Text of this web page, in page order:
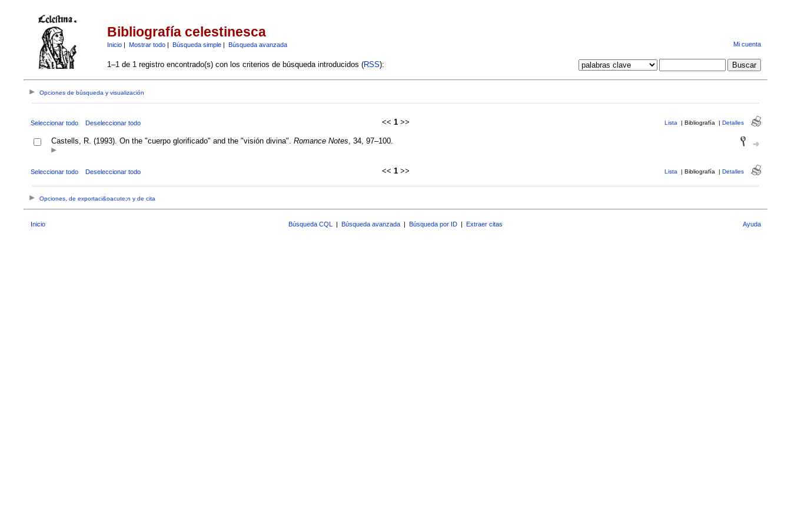
Bibliografía celestinesca
Inicio| Mostrar todo| Búsqueda simple| Búsqueda avanzada Mi cuenta
1–1 de 1 registro encontrado(s) con los criterios de búsqueda introducidos (RSS):
Opciones de búsqueda y visualización
Seleccionar todo Deseleccionar todo << 1>> Lista | Bibliografía | Detalles
Castells, R. (1993). On the "cuerpo glorificado" and the "visión divina". Romance Notes , 34, 97–100.
Seleccionar todo Deseleccionar todo << 1>> Lista | Bibliografía | Detalles
Opciones, de exportaci&oacute;n y de cita
Inicio Búsqueda CQL | Búsqueda avanzada | Búsqueda por ID | Extraer citas Ayuda